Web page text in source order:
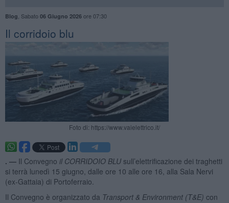
Blog Sabato 06 Giugno 2026ore 07:30
Il corridoio blu
Foto di: https://www.vaielettrico.it/
. — Il Convegno il CORRIDOIO BLUsull’elettrificazione dei traghetti
si terrà lunedì 15 giugno, dalle ore 10 alle ore 16, alla Sala Nervi
(ex-Gattaia) di Portoferraio.
Il Convegno è organizzato da Transport & Environment (T&E) con